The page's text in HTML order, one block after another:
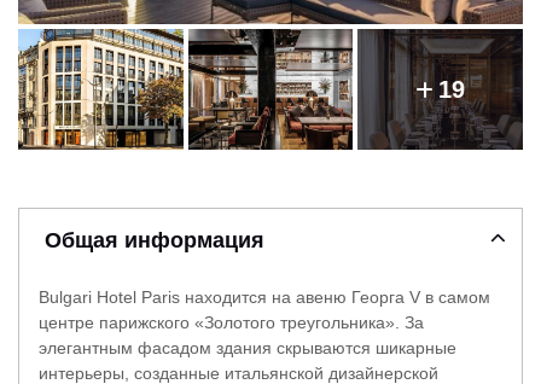
19
Общая информация
Bulgari Hotel Paris находится на авеню Георга V в самом
центре парижского «Золотого треугольника». За
элегантным фасадом здания скрываются шикарные
интерьеры, созданные итальянской дизайнерской